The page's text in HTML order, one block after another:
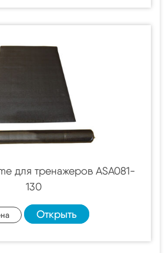
для тренажеров ASA081-
130
Открыть